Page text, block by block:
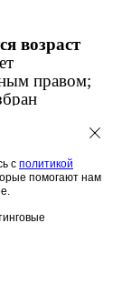
возраст
правом;
55 лет —
для
с политикой
помогают нам